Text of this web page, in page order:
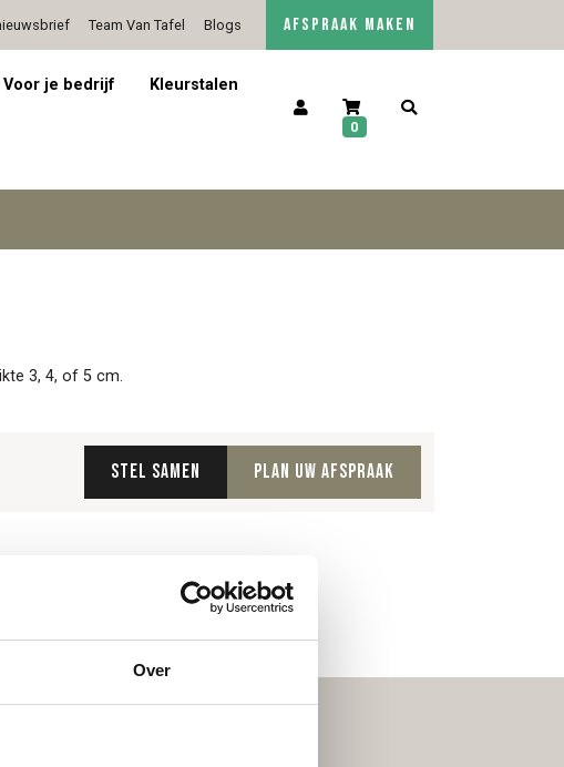
Over
5/5 op Google Reviews
Team Van Tafel Blogs
Contact
AFSPRAAK MAKEN
Voor je bedrijf Kleurstalen
0
3, 4, of 5 cm.
Stel samen Plan uw afspraak